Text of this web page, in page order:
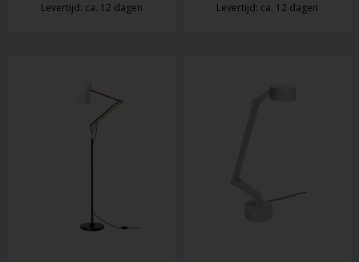
Levertijd: ca. 12 dagen Levertijd: ca. 12 dagen